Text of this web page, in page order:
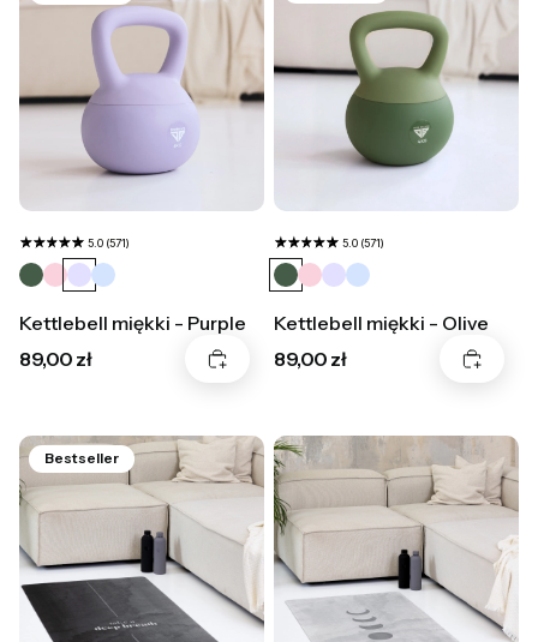
5.0 (571)
Kettlebell miękki - Purple
Cena
89,00 zł
5.0 (571)
Kettlebell miękki - Olive
Cena
89,00 zł
Bestseller